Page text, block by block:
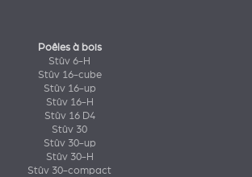
Poêles à bois
Stûv 6-H
Stûv 16-cube
Stûv 16-up
Stûv 16-H
Stûv 16 D4
Stûv 30
Stûv 30-up
Stûv 30-H
Stûv 30-compact